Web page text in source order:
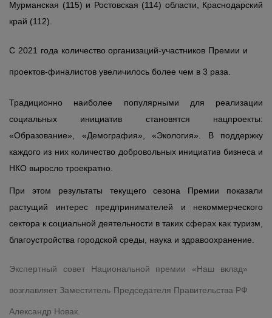
Мурманская (115) и Ростовская (114) области, Краснодарский
край (112).
С 2021 года количество организаций-участников Премии и
проектов-финалистов увеличилось более чем в 3 раза.
Традиционно наиболее популярными для реализации
социальных инициатив становятся нацпроекты:
«Образование», «Демография», «Экология». В поддержку
каждого из них количество добровольных инициатив бизнеса и
НКО выросло троекратно.
При этом результаты текущего сезона Премии показали
растущий интерес предпринимателей и некоммерческого
сектора к социальной деятельности в таких сферах как туризм,
благоустройства городской среды, наука и здравоохранение.
Экспертный совет Национальной премии «Наш вклад»
возглавляет Заместитель Председателя Правительства РФ
Александр Новак.